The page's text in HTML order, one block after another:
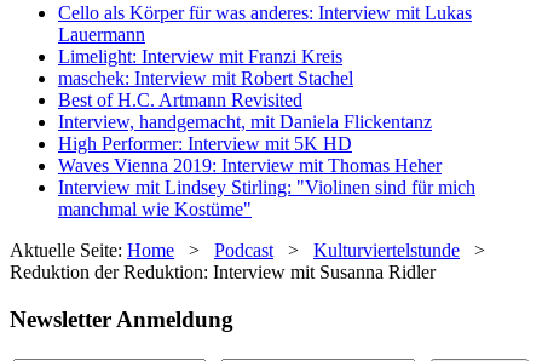
Cello als Körper für was anderes: Interview mit Lukas
Lauermann
Limelight: Interview mit Franzi Kreis
maschek: Interview mit Robert Stachel
Best of H.C. Artmann Revisited
Interview, handgemacht, mit Daniela Flickentanz
High Performer: Interview mit 5K HD
Waves Vienna 2019: Interview mit Thomas Heher
Interview mit Lindsey Stirling: "Violinen sind für mich
manchmal wie Kostüme"
Aktuelle Seite: Home > Podcast > Kulturviertelstunde
>
Reduktion der Reduktion: Interview mit Susanna Ridler
Newsletter Anmeldung